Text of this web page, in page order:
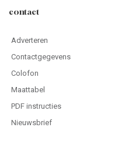
contact
Adverteren
Contactgegevens
Colofon
Maattabel
PDF instructies
Nieuwsbrief